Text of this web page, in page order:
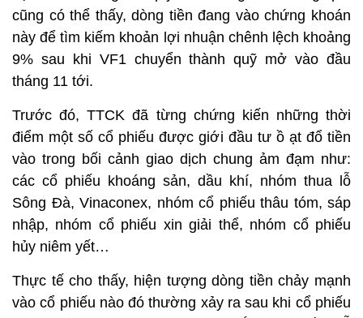
cũng có thể thấy, dòng tiền đang vào chứng khoán
này để tìm kiếm khoản lợi nhuận chênh lệch khoảng
9% sau khi VF1 chuyển thành quỹ mở vào đầu
tháng 11 tới.
Trước đó, TTCK đã từng chứng kiến những thời
điểm một số cổ phiếu được giới đầu tư ồ ạt đổ tiền
vào trong bối cảnh giao dịch chung ảm đạm như:
các cổ phiếu khoáng sản, dầu khí, nhóm thua lỗ
Sông Đà, Vinaconex, nhóm cổ phiếu thâu tóm, sáp
nhập, nhóm cổ phiếu xin giải thể, nhóm cổ phiếu
hủy niêm yết…
Thực tế cho thấy, hiện tượng dòng tiền chảy mạnh
vào cổ phiếu nào đó thường xảy ra sau khi cổ phiếu